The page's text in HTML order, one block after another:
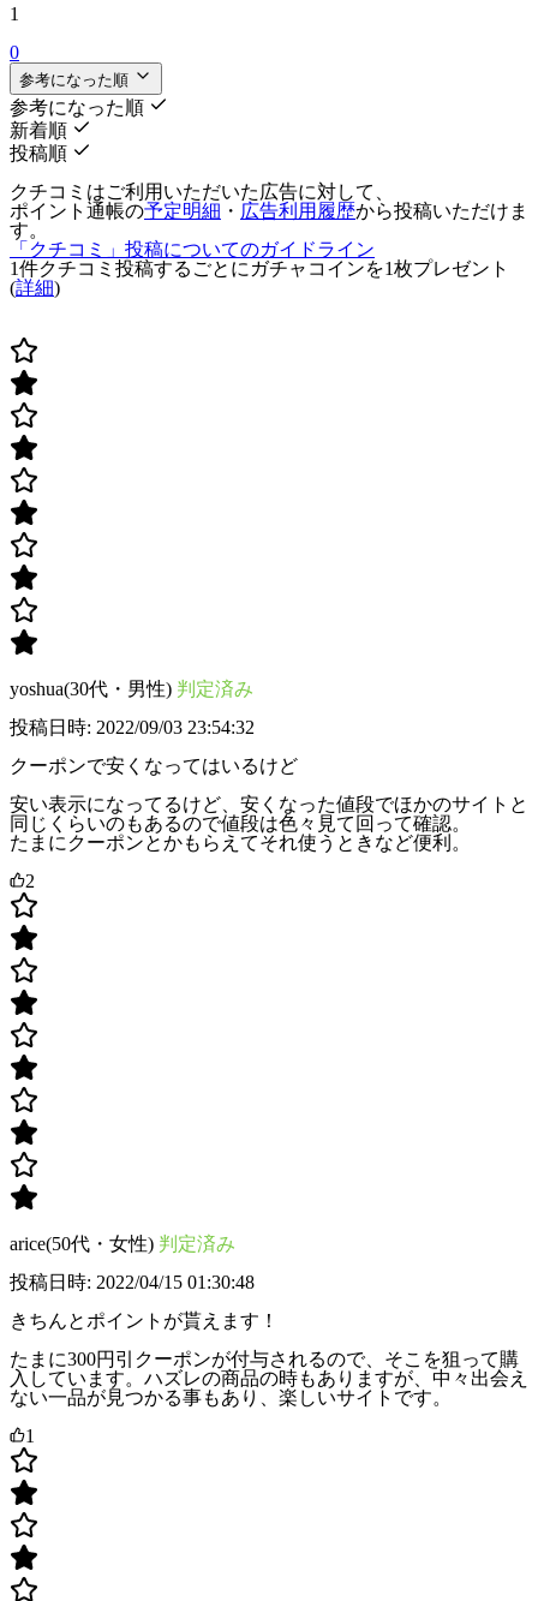
1
0
参考になった順
参考になった順
新着順
投稿順
クチコミはご利用いただいた広告に対して、
ポイント通帳の予定明細 ・ 広告利用履歴から投稿いただけま
す。
「クチコミ」投稿についてのガイドライン
1件クチコミ投稿するごとに ガチャコインを1枚プレゼント
(詳細)
yoshua(30代・男性) 判定済み
投稿日時: 2022/09/03 23:54:32
クーポンで安くなってはいるけど
安い表示になってるけど、安くなった値段でほかのサイトと
同じくらいのもあるので値段は色々見て回って確認。
たまにクーポンとかもらえてそれ使うときなど便利。
2
arice(50代・女性) 判定済み
投稿日時: 2022/04/15 01:30:48
きちんとポイントが貰えます！
たまに300円引クーポンが付与されるので、そこを狙って購
入しています。ハズレの商品の時もありますが、中々出会え
ない一品が見つかる事もあり、楽しいサイトです。
1